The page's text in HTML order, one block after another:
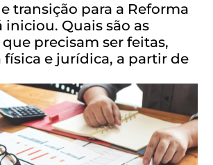
transição para a Reforma
Quais são as
precisam ser feitas,
física e jurídica, a partir de